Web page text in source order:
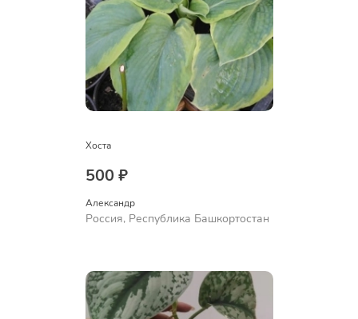
Хоста
500 ₽
Александр
Россия, Республика Башкортостан